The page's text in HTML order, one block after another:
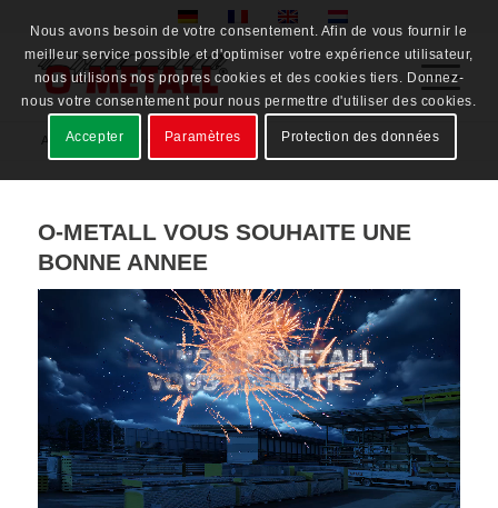
Accueil / / 2024 décembre
O-METALL VOUS SOUHAITE UNE
BONNE ANNEE
Nous avons besoin de votre consentement. Afin de vous fournir le
meilleur service possible et d'optimiser votre expérience utilisateur,
nous utilisons nos propres cookies et des cookies tiers. Donnez-
nous votre consentement pour nous permettre d'utiliser des cookies.
Accepter Paramètres Protection des données